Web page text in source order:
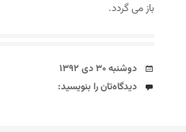
باز می گردد.
تاریخ
دوشنبه ۳۰ دی ۱۳۹۲
دیدگاه‌ها
دیدگاه‌تان را بنویسید: